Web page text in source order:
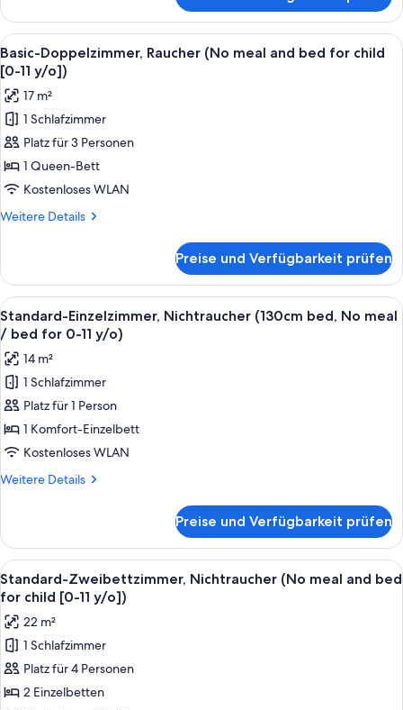
child
[0-
11
y/o])
anzeigen
Doppelzimmer,
Nichtraucher
(No
meal
and
bed
for
child
[0-
11
Alle
Fotos
für
Basic-
Doppelzimmer,
Raucher
(No
meal
and
child
[0-
11
y/o])
anzeigen
Ein Hotelzimmer mit Bett,
16
Basic-Doppelzimmer, Raucher (No meal and bed for child
[0-11 y/o])
17 m²
1 Schlafzimmer
Platz für 3 Personen
1 Queen-Bett
Kostenloses WLAN
Weitere Details
Weitere
Doppelzimmer,
Raucher
(No
meal
and
bed
for
child
[0-
11
Preise und Verfügbarkeit prüfen
Alle
Fotos
für
Standard-
Einzelzimmer,
Nichtraucher
(130cm
bed,
No
bed
for
0-
11
y/o)
anzeigen
Ein Hotelzimmer mit Bett,
15
Standard-Einzelzimmer, Nichtraucher (130cm bed, No meal
/ bed for 0-11 y/o)
14 m²
1 Schlafzimmer
Platz für 1 Person
1 Komfort-Einzelbett
Kostenloses WLAN
Weitere Details
Weitere
Einzelzimmer,
Nichtraucher
(130cm
bed,
meal
bed
for
0-
Preise und Verfügbarkeit prüfen
Alle
Fotos
für
Standard-
Zweibettzimmer,
Nichtraucher
(No
Ein Hotelzimmer mit zwei Betten,
15
Standard-Zweibettzimmer, Nichtraucher (No meal and bed
for child [0-11 y/o])
22 m²
1 Schlafzimmer
Platz für 4 Personen
2 Einzelbetten